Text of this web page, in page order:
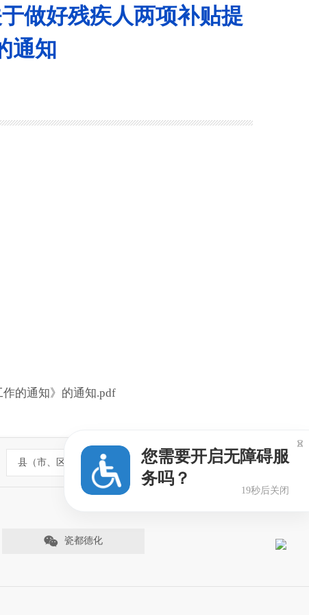
做好残疾人两项补贴提
通知
的通知》的通知.pdf
县（市、区）政府网站
瓷都德化
您需要开启无障碍服
务吗？
18秒后关闭
